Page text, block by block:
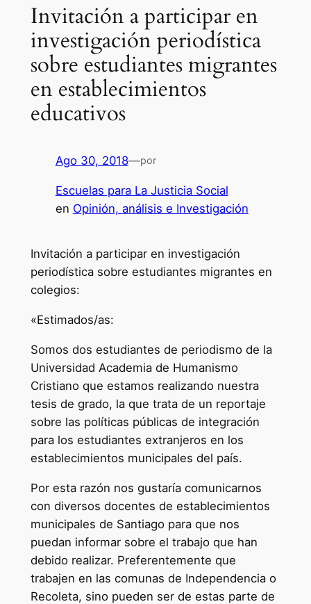
Invitación a participar en
investigación periodística
sobre estudiantes migrantes
en establecimientos
educativos
Ago 30, 2018—por
Escuelas para La Justicia Social
en Opinión, análisis e Investigación
Invitación a participar en investigación
periodística sobre estudiantes migrantes en
colegios:
«Estimados/as:
Somos dos estudiantes de periodismo de la
Universidad Academia de Humanismo
Cristiano que estamos realizando nuestra
tesis de grado, la que trata de un reportaje
sobre las políticas públicas de integración
para los estudiantes extranjeros en los
establecimientos municipales del país.
Por esta razón nos gustaría comunicarnos
con diversos docentes de establecimientos
municipales de Santiago para que nos
puedan informar sobre el trabajo que han
debido realizar. Preferentemente que
trabajen en las comunas de Independencia o
Recoleta, sino pueden ser de estas parte de